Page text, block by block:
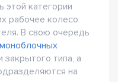
этой категории
рабочее колесо
В свою очередь
типа, а
на